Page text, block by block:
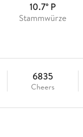
10.7° P
Stammwürze
6835
Cheers